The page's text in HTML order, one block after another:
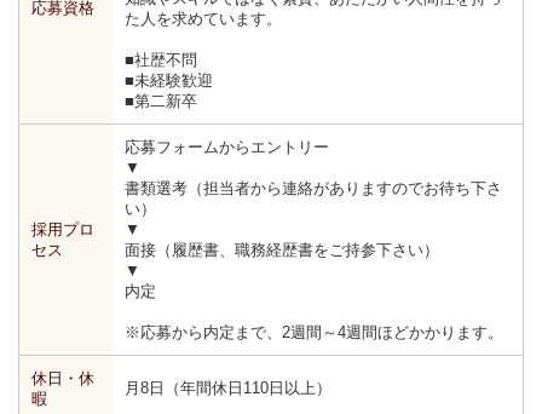
応募資格
た人を求めています。
■社歴不問
■未経験歓迎
■第二新卒
採用プロ
セス
応募フォームからエントリー
▼
書類選考（担当者から連絡がありますのでお待ち下さ
い）
▼
面接（履歴書、職務経歴書をご持参下さい）
▼
内定
※応募から内定まで、2週間～4週間ほどかかります。
休日・休
暇
月8日（年間休日110日以上）